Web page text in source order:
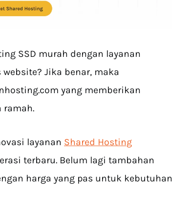
SSD murah dengan layanan
Jika benar, maka
yang memberikan
ramah.
layanan Shared Hosting
terbaru. Belum lagi tambahan
harga yang pas untuk kebutuhan